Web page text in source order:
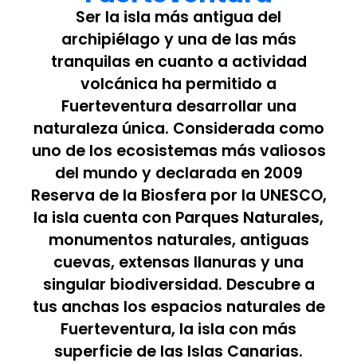
Ser la isla más antigua del
archipiélago y una de las más
tranquilas en cuanto a actividad
volcánica ha permitido a
Fuerteventura desarrollar una
naturaleza única. Considerada como
uno de los ecosistemas más valiosos
del mundo y declarada en 2009
Reserva de la Biosfera por la UNESCO,
la isla cuenta con Parques Naturales,
monumentos naturales, antiguas
cuevas, extensas llanuras y una
singular biodiversidad. Descubre a
tus anchas los espacios naturales de
Fuerteventura, la isla con más
superficie de las Islas Canarias.